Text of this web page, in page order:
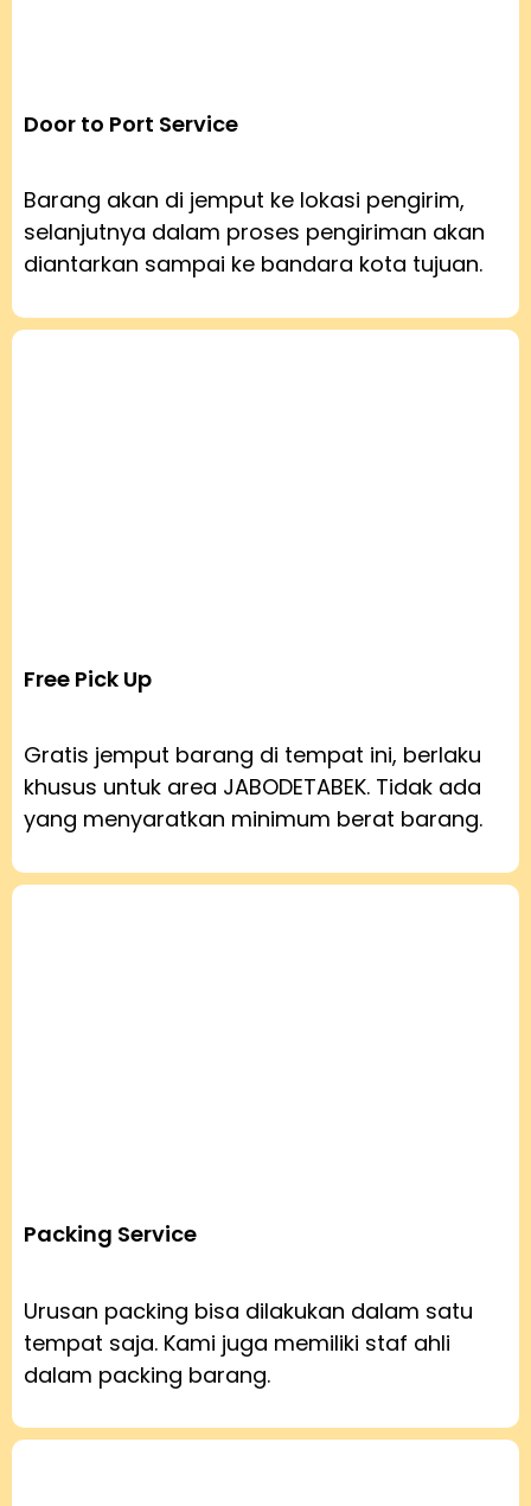
Door to Port Service
Barang akan di jemput ke lokasi pengirim,
selanjutnya dalam proses pengiriman akan
diantarkan sampai ke bandara kota tujuan.
Free Pick Up
Gratis jemput barang di tempat ini, berlaku
khusus untuk area JABODETABEK. Tidak ada
yang menyaratkan minimum berat barang.
Packing Service
Urusan packing bisa dilakukan dalam satu
tempat saja. Kami juga memiliki staf ahli
dalam packing barang.